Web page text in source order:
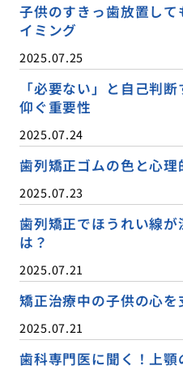
子供のすきっ歯放置し
イミング
2025.07.25
「必要ない」と自己判
仰ぐ重要性
2025.07.24
歯列矯正ゴムの色と心
2025.07.23
歯列矯正でほうれい線
は？
2025.07.21
矯正治療中の子供の心を
2025.07.21
歯科専門医に聞く！上